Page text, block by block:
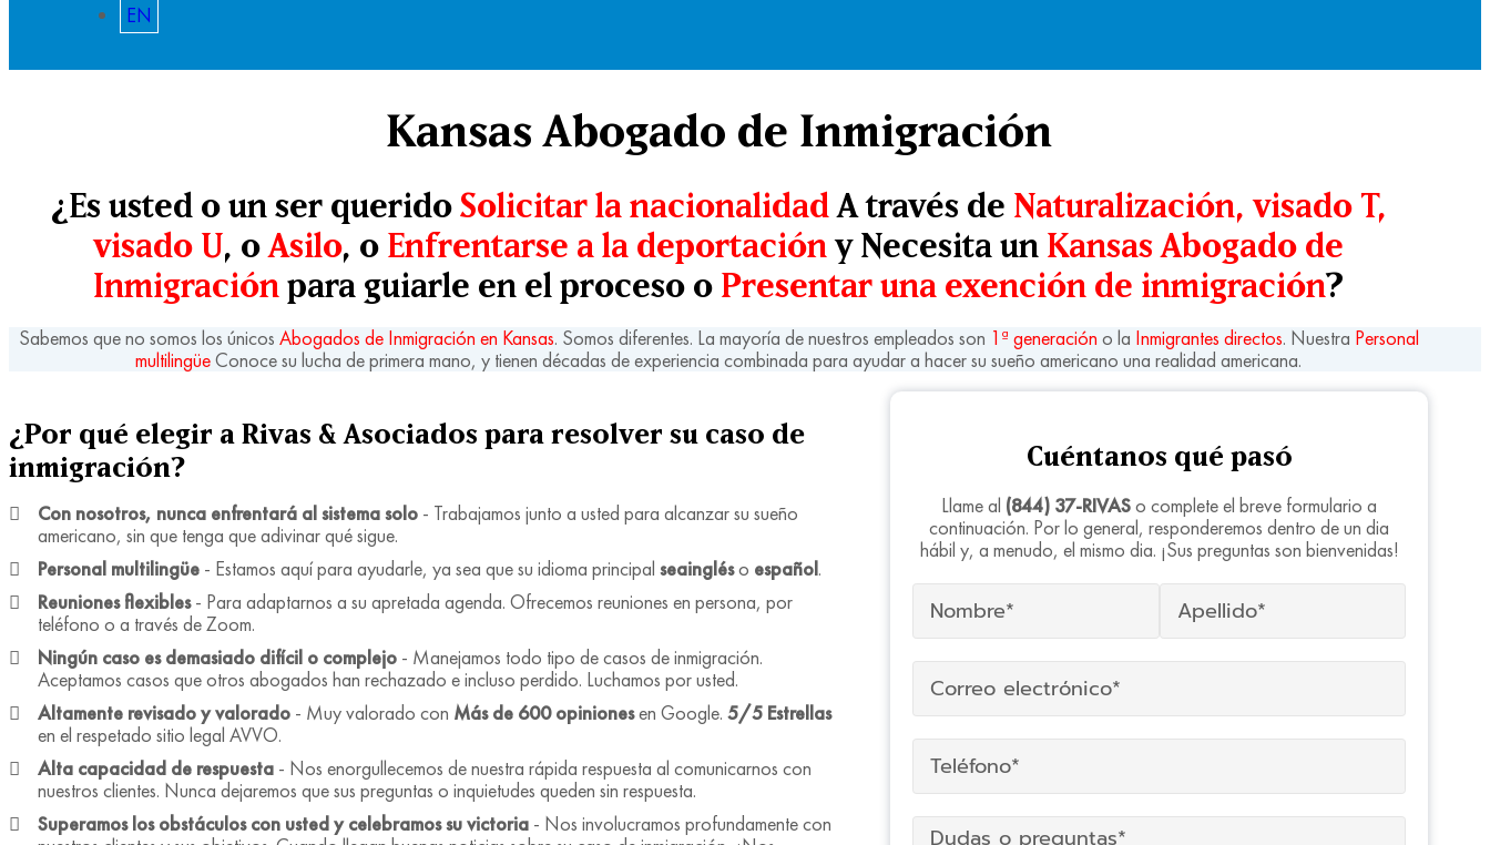
EN
Kansas Abogado de Inmigración
¿Es usted o un ser querido Solicitar la nacionalidadA través de Naturalización, visado T,
visado U, oAsilo, o Enfrentarse a la deportación y Necesita un Kansas Abogado de
Inmigración para guiarle en el proceso o Presentar una exención de inmigración?
Sabemos que no somos los únicos Abogados de Inmigración en Kansas. Somos diferentes. La mayoría de nuestros empleados son 1ª generación o la Inmigrantes directos. Nuestra Personal
multilingüeConoce su lucha de primera mano, y tienen décadas de experiencia combinada para ayudar a hacer su sueño americano una realidad americana.
¿Por qué elegir a Rivas & Asociados para resolver su caso de
inmigración?
Con nosotros, nunca enfrentará al sistema solo - Trabajamos junto a usted para alcanzar su sueño
americano, sin que tenga que adivinar qué sigue.
Personal multilingüe - Estamos aquí para ayudarle, ya sea que su idioma principal seaingléso español.
Reuniones flexibles- Para adaptarnos a su apretada agenda. Ofrecemos reuniones en persona, por
teléfono o a través de Zoom.
Ningún caso es demasiado difícil o complejo - Manejamos todo tipo de casos de inmigración.
Aceptamos casos que otros abogados han rechazado e incluso perdido. Luchamos por usted.
Altamente revisado y valorado - Muy valorado con Más de 600 opinionesen Google. 5/5 Estrellas
en el respetado sitio legal AVVO.
Alta capacidad de respuesta - Nos enorgullecemos de nuestra rápida respuesta al comunicarnos con
nuestros clientes. Nunca dejaremos que sus preguntas o inquietudes queden sin respuesta.
Superamos los obstáculos con usted y celebramos su victoria - Nos involucramos profundamente con
Cuéntanos qué pasó
Llame al (844) 37-RIVASo complete el breve formulario a
continuación. Por lo general, responderemos dentro de un dia
hábil y, a menudo, el mismo dia. ¡Sus preguntas son bienvenidas!